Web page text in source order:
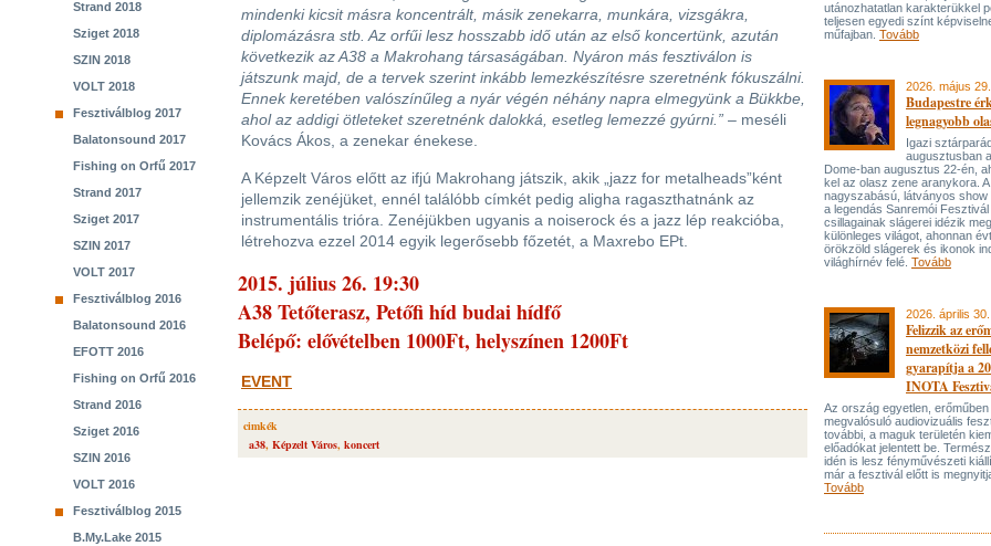
Strand 2018
Sziget 2018
SZIN 2018
VOLT 2018
Fesztiválblog 2017
Balatonsound 2017
Fishing on Orfű 2017
Strand 2017
Sziget 2017
SZIN 2017
VOLT 2017
Fesztiválblog 2016
Balatonsound 2016
EFOTT 2016
Fishing on Orfű 2016
Strand 2016
Sziget 2016
SZIN 2016
VOLT 2016
Fesztiválblog 2015
B.My.Lake 2015
mindenki kicsit másra koncentrált, másik zenekarra, munkára, vizsgákra,
diplomázásra stb. Az orfűi lesz hosszabb idő után az első koncertünk, azután
következik az A38 a Makrohang társaságában. Nyáron más fesztiválon is
játszunk majd, de a tervek szerint inkább lemezkészítésre szeretnénk fókuszálni.
Ennek keretében valószínűleg a nyár végén néhány napra elmegyünk a Bükkbe,
ahol az addigi ötleteket szeretnénk dalokká, esetleg lemezzé gyúrni.” – meséli
Kovács Ákos, a zenekar énekese.
A Képzelt Város előtt az ifjú Makrohang játszik, akik „jazz for metalheads”­ként
jellemzik zenéjüket, ennél találóbb címkét pedig aligha ragaszthatnánk az
instrumentális trióra. Zenéjükben ugyanis a noiserock és a jazz lép reakcióba,
létrehozva ezzel 2014 egyik legerősebb főzetét, a Maxrebo EP­t.
2015. július 26. 19:30
A38 Tetőterasz, Petőfi híd budai hídfő
Belépő: elővételben 1000Ft, helyszínen 1200Ft
EVENT
cimkék
a38, Képzelt Város, koncert
utánozhatatlan karakterükkel
teljesen egyedi színt
műfajban. Tovább
2026. május 29.
Budapestre
legnagyobb
Igazi
augusztusban
Dome-ban augusztus 22-én,
kel az olasz zene aranykora. A
nagyszabású, látványos show
a legendás Sanremói Fesztivál
csillagainak slágerei idézik
különleges világot, ahonnan
örökzöld slágerek és ikonok
világhírnév felé. Tovább
2026. április 30.
Felizzik az
nemzetközi
gyarapítja a
INOTA
Az ország egyetlen, erőműben
megvalósuló audiovizuális
további, a maguk területén
előadókat jelentett be.
idén is lesz fényművészeti
már a fesztivál előtt is
Tovább